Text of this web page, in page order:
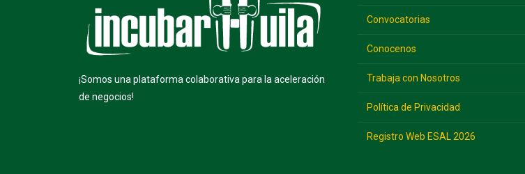
¡Somos una plataforma colaborativa para la aceleración
de negocios!
Convocatorias
Conocenos
Trabaja con Nosotros
Política de Privacidad
Registro Web ESAL 2026